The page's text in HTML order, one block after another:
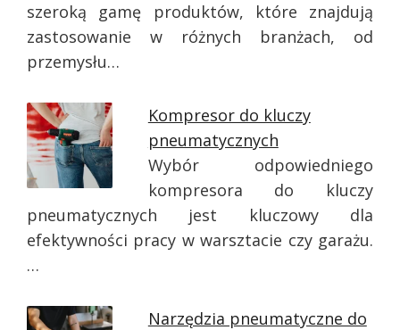
szeroką gamę produktów, które znajdują
zastosowanie w różnych branżach, od
przemysłu…
Kompresor do kluczy
pneumatycznych
Wybór odpowiedniego
kompresora do kluczy
pneumatycznych jest kluczowy dla
efektywności pracy w warsztacie czy garażu.
…
Narzędzia pneumatyczne do